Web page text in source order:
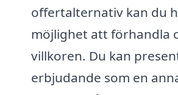
offertalternativ kan du
möjlighet att förhandla
villkoren. Du kan
erbjudande som en